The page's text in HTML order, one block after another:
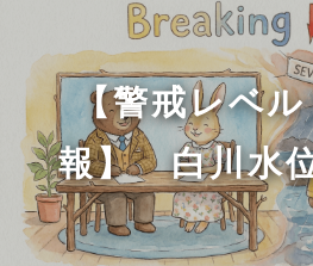
【警戒レベ
報】 白川水